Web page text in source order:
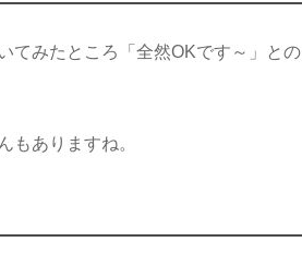
てみたところ「全然OKです～」との
もありますね。